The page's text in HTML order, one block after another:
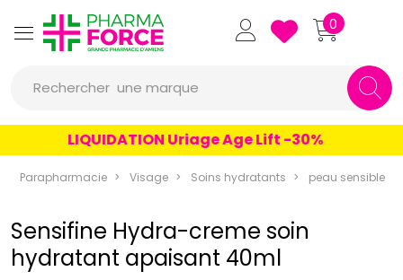
Pharmaforce Grande Pharmacie
0
Rechercher
un produit
une marque
LIQUIDATION Uriage Age Lift -30%
Parapharmacie Visage Soins hydratants peau sensible
Sensifine Hydra-creme soin
hydratant apaisant 40ml